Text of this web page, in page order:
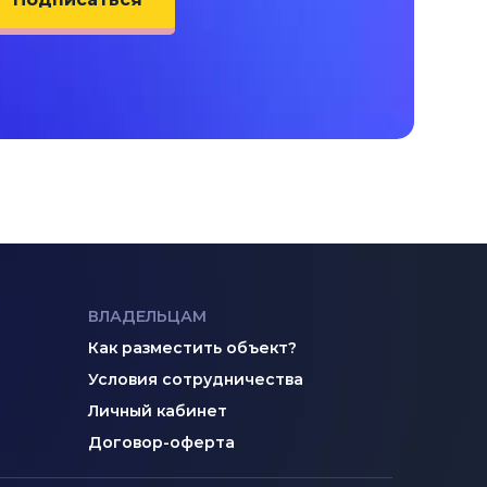
ВЛАДЕЛЬЦАМ
Как разместить объект?
Условия сотрудничества
Личный кабинет
Договор-оферта